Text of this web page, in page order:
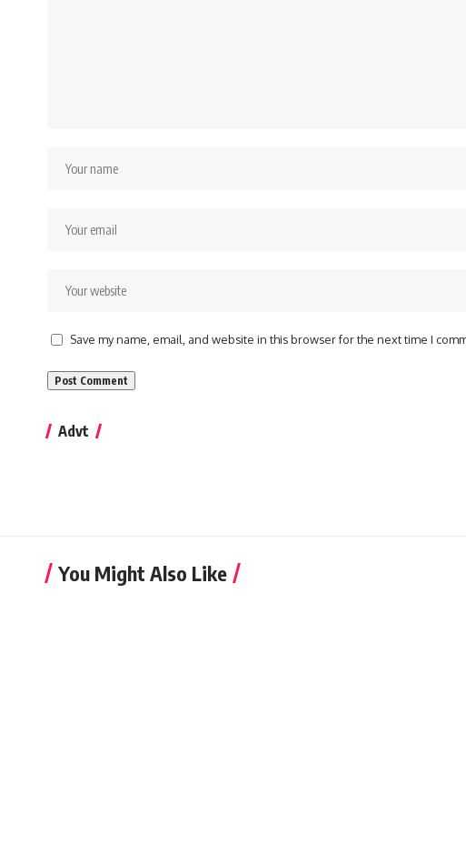
Save my name, email, and website in this browser for the next time I
Advt
You Might Also Like